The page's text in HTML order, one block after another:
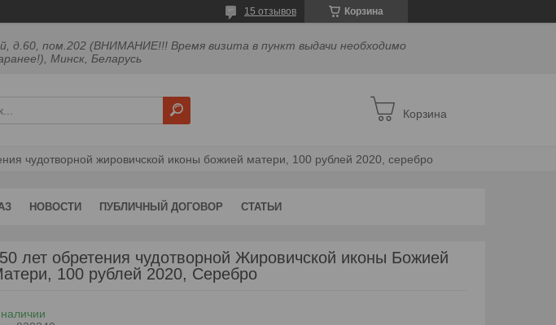
Корзина
15 отзывов
д.60, пом.202 (ВНИМАНИЕ!!! Время визита в пункт выдачи необходимо
Минск, Беларусь
Корзина
чудотворной жировичской иконы божией матери, 100 рублей 2020, серебро
НОВОСТИ ПУБЛИЧНЫЙ ДОГОВОР СТАТЬИ
лет обретения чудотворной Жировичской иконы Божией
100 рублей 2020, Серебро